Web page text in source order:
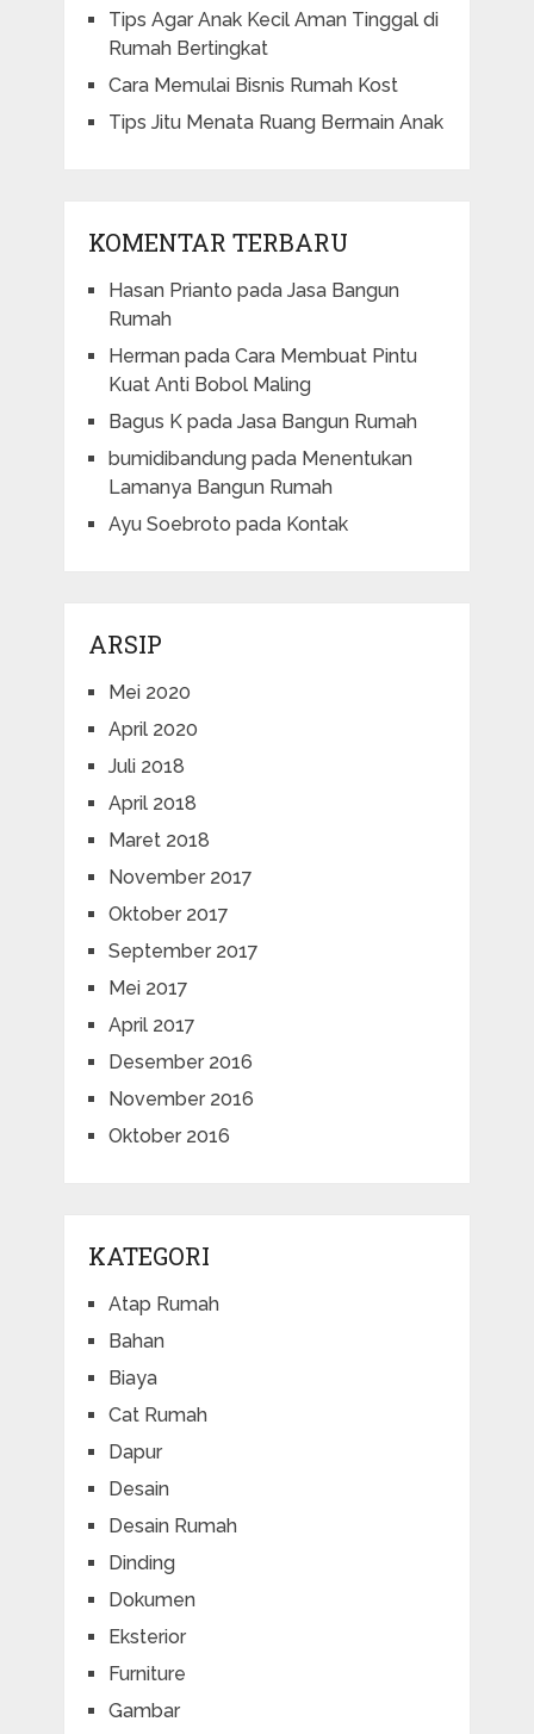
Tips Agar Anak Kecil Aman Tinggal di
Rumah Bertingkat
Cara Memulai Bisnis Rumah Kost
Tips Jitu Menata Ruang Bermain Anak
KOMENTAR TERBARU
Hasan Prianto pada Jasa Bangun
Rumah
Hermanpada Cara Membuat Pintu
Kuat Anti Bobol Maling
Bagus Kpada Jasa Bangun Rumah
bumidibandungpada Menentukan
Lamanya Bangun Rumah
Ayu Soebroto pada Kontak
ARSIP
Mei 2020
April 2020
Juli 2018
April 2018
Maret 2018
November 2017
Oktober 2017
September 2017
Mei 2017
April 2017
Desember 2016
November 2016
Oktober 2016
KATEGORI
Atap Rumah
Bahan
Biaya
Cat Rumah
Dapur
Desain
Desain Rumah
Dinding
Dokumen
Eksterior
Furniture
Gambar